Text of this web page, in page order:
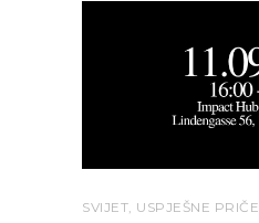
SVIJET, USPJEŠNE PRIČE